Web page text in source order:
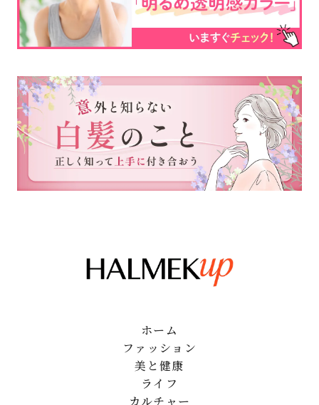
ホーム
ファッション
美と健康
ライフ
カルチャー